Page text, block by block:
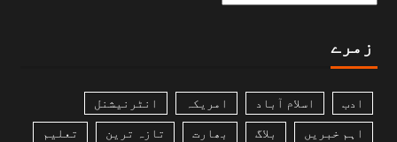
زمرے
ادب اسلام آباد امریکہ انٹرنیشنل
اہم خبریں بلاگ بھارت تازہ ترین تعلیم